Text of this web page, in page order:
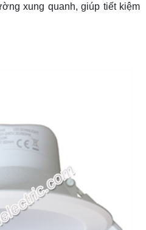
xung quanh, giúp tiết kiệm